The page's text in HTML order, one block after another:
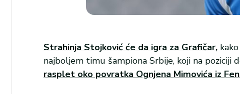
Strahinja Stojković će da igra za Grafičar,
najboljem timu šampiona Srbije, koji na poziciji
rasplet oko povratka Ognjena Mimovića iz